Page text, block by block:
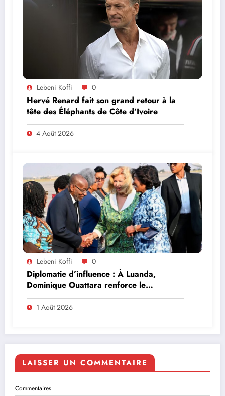
Lebeni Koffi 0
Hervé Renard fait son grand retour à la
tête des Éléphants de Côte d’Ivoire
4 Août 2026
Lebeni Koffi 0
Diplomatie d’influence : À Luanda,
Dominique Ouattara renforce le
leadership solidaire de la Côte d’Ivoire en
Afrique
1 Août 2026
LAISSER UN COMMENTAIRE
Commentaires